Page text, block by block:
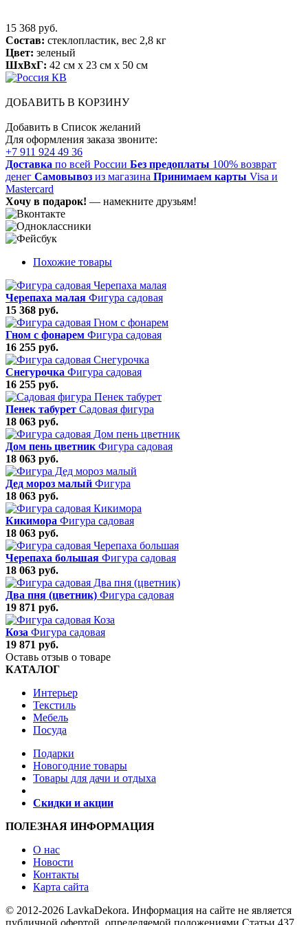
15 368 руб.
Состав: стеклопластик, вес 2,8 кг
Цвет: зеленый
ШхВхГ: 42 см x 23 см x 50 см
ДОБАВИТЬ В КОРЗИНУ
Добавить в Список желаний
Для оформления заказа звоните:
+7 911 924 49 36
Доставка по всей России Без предоплаты 100% возврат
денег Самовывоз из магазина Принимаем карты Visa и
Mastercard
Хочу в подарок! — намекните друзьям!
Похожие товары
Черепаха малая Фигура садовая
15 368 руб.
Гном с фонарем Фигура садовая
16 255 руб.
Снегурочка Фигура садовая
16 255 руб.
Пенек табурет Садовая фигура
18 063 руб.
Дом пень цветник Фигура садовая
18 063 руб.
Дед мороз малый Фигура
18 063 руб.
Кикимора Фигура садовая
18 063 руб.
Черепаха большая Фигура садовая
18 063 руб.
Два пня (цветник) Фигура садовая
19 871 руб.
Коза Фигура садовая
19 871 руб.
Оставь отзыв о товаре
КАТАЛОГ
Интерьер
Текстиль
Мебель
Посуда
Подарки
Новогодние товары
Товары для дачи и отдыха
Скидки и акции
ПОЛЕЗНАЯ ИНФОРМАЦИЯ
О нас
Новости
Контакты
Карта сайта
© 2012-2026 LavkaDekora. Информация на сайте не является
публичной офертой, определяемой положениями Статьи 437